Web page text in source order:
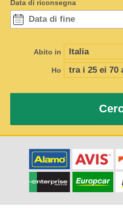
Data di riconsegna
Abito in
Ho